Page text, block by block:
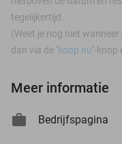
tegelijkertijd.
(Weet je nog niet
dan via de ‘koop nu’-
Meer informatie
Bedrijfspagina